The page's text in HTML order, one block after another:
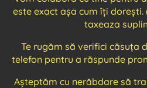
este exact așa cum îți
taxeaza
Te rugăm să verifici căsuța
telefon pentru a răspunde
Așteptăm cu nerăbdare să